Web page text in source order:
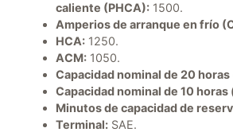
caliente (PHCA): 1500.
Amperios de arranque en frío
HCA: 1250.
ACM: 1050.
Capacidad nominal de 20
Capacidad nominal de 10 horas
Minutos de capacidad de
Terminal: SAE.